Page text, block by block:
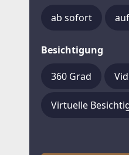
ab sofort
Besichtigung
360 Grad
Virtuelle